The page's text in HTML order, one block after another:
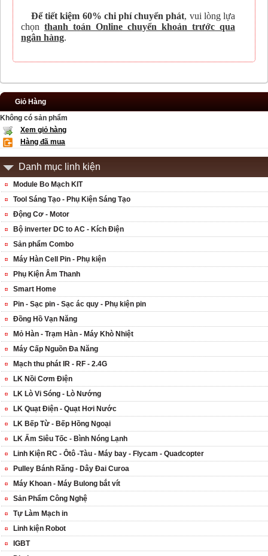
Để tiết kiệm 60% chi phí chuyển phát, vui lòng lựa
chọn thanh toán Online chuyển khoản trước qua
ngân hàng.
Giỏ Hàng
Không có sản phẩm
Xem giỏ hàng
Hàng đã mua
Danh mục linh kiện
Module Bo Mạch KIT
Tool Sáng Tạo - Phụ Kiện Sáng Tạo
Động Cơ - Motor
Bộ inverter DC to AC - Kích Điện
Sản phẩm Combo
Máy Hàn Cell Pin - Phụ kiện
Phụ Kiện Âm Thanh
Smart Home
Pin - Sạc pin - Sạc ác quy - Phụ kiện pin
Đồng Hồ Vạn Năng
Mỏ Hàn - Trạm Hàn - Máy Khò Nhiệt
Máy Cấp Nguồn Đa Năng
Mạch thu phát IR - RF - 2.4G
LK Nồi Cơm Điện
LK Lò Vi Sóng - Lò Nướng
LK Quạt Điện - Quạt Hơi Nước
LK Bếp Từ - Bếp Hồng Ngoại
LK Ấm Siêu Tốc - Bình Nóng Lạnh
Linh Kiện RC - Ôtô -Tàu - Máy bay - Flycam - Quadcopter
Pulley Bánh Răng - Dây Đai Curoa
Máy Khoan - Máy Bulong bắt vít
Sản Phẩm Công Nghệ
Tự Làm Mạch in
Linh kiện Robot
IGBT